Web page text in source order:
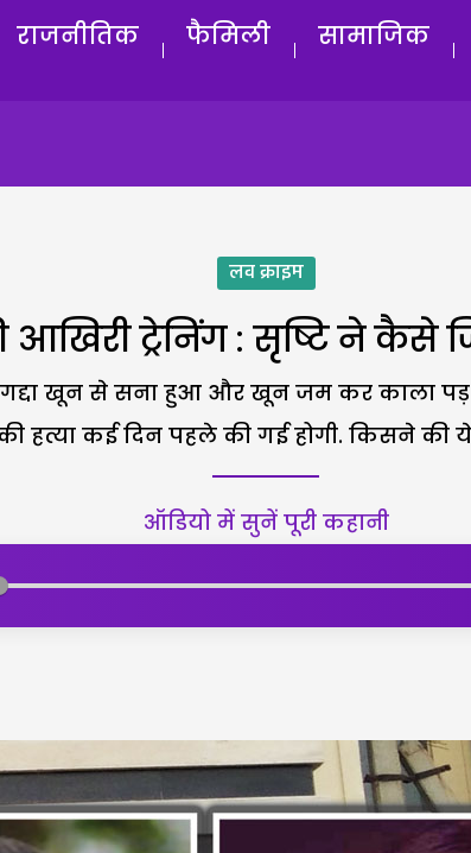
राजनीतिक फैमिली सामाजिक
लव क्राइम
आखिरी ट्रेनिंग : सृष्टि ने कैसे
खून से सना हुआ और खून जम कर काला पड़
हत्या कई दिन पहले की गई होगी. किसने की ये
ऑडियो में सुनें पूरी कहानी